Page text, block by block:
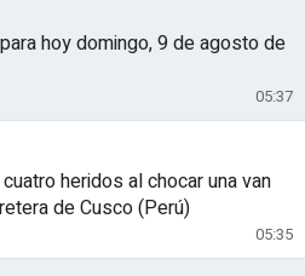
05:37
hoy domingo, 9 de agosto de
05:35
heridos al chocar una van
de Cusco (Perú)